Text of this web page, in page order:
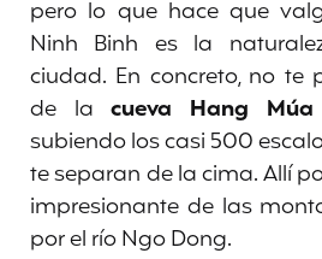
pero lo que hace que
Ninh Binh es la
ciudad. En concreto, no te
de lacueva Hang Múa
subiendo los casi 500
te separan de la cima. Allí
impresionante de las
por el río Ngo Dong.